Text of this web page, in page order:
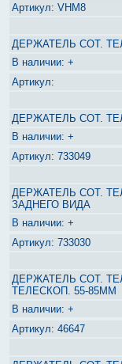
VHM8
ДЕРЖАТЕЛЬ СОТ.
+
ДЕРЖАТЕЛЬ СОТ.
+
733049
ДЕРЖАТЕЛЬ СОТ.
ЗАДНЕГО ВИДА
+
733030
ДЕРЖАТЕЛЬ СОТ.
ТЕЛЕСКОП. 55-85ММ
+
46647